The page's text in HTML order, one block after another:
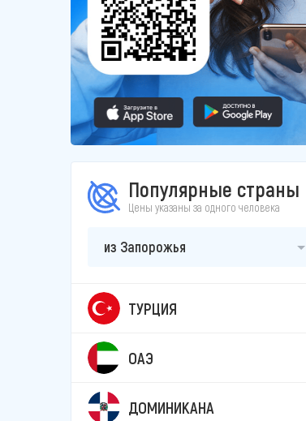
Популярные страны
Цены указаны за одного человека
из Запорожья
ТУРЦИЯ
ОАЭ
ДОМИНИКАНА